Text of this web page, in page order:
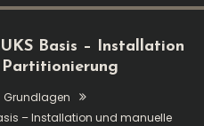
Basis – Installation
Grundlagen
– Installation und manuelle